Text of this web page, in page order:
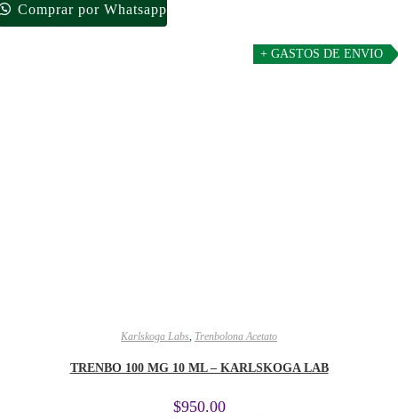
Comprar por Whatsapp
+ GASTOS DE ENVIO
Karlskoga Labs Trenbolona Acetato
TRENBO 100 MG 10 ML – KARLSKOGA LAB
$950.00